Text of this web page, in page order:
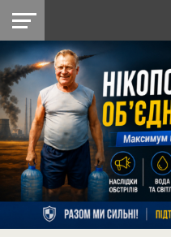
НІКОПОЛЬ
РАЙОН
СІЧЕСЛАВСЬКА
УКРАЇНА
РЕТРО
НІКОПОЛЬ
ЛАЙТ
УКРАЇНА
ДОПОМОГА
РАДІО